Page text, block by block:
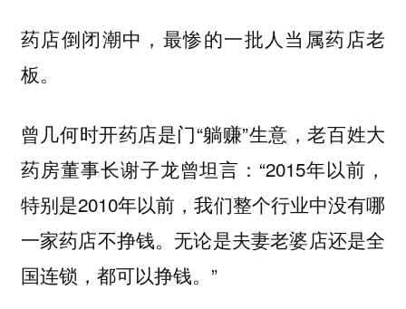
药店倒闭潮中，最惨的一批人当属药店老
板。
曾几何时开药店是门“躺赚”生意，老百姓大
药房董事长谢子龙曾坦言：“2015年以前，
特别是2010年以前，我们整个行业中没有哪
一家药店不挣钱。无论是夫妻老婆店还是全
国连锁，都可以挣钱。”